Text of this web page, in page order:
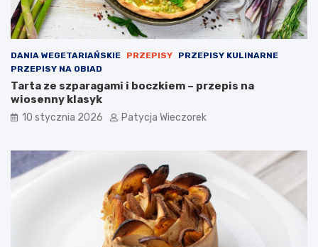
DANIA WEGETARIAŃSKIE PRZEPISY
PRZEPISY KULINARNE
PRZEPISY NA OBIAD
Tarta ze szparagami i boczkiem – przepis na
wiosenny klasyk
10 stycznia 2026 Patycja Wieczorek